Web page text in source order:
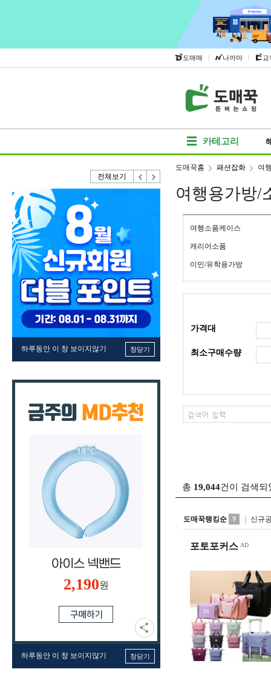
도매매 | 나까마 | 교
카테고리
전체보기
하루동안 이 창 보이지않기 창닫기
2,190원
하루동안 이 창 보이지않기 창닫기
도매꾹홈 패션잡화 여
여행용가방/
여행소품케이스
캐리어소품
이민/유학용가방
가격대
최소구매수량
총 19,044건이 검색되
도매꾹랭킹순 신규
포토포커스